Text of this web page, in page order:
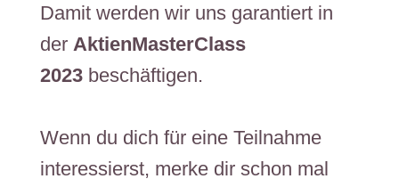
​​Damit werden wir uns garantiert in
der AktienMasterClass
2023beschäftigen.
​Wenn du dich für eine Teilnahme
interessierst, merke dir schon mal